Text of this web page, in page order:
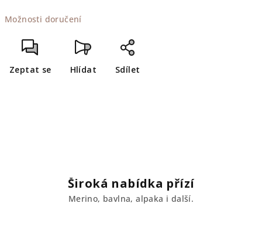
cena:
Možnosti doručení
Zeptat se Hlídat Sdílet
Široká nabídka přízí
Merino, bavlna, alpaka i další.